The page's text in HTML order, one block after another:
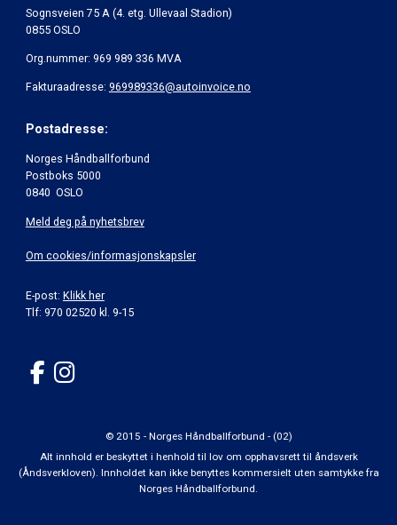
Sognsveien 75 A (4. etg. Ullevaal Stadion)
0855 OSLO
Org.nummer: 969 989 336 MVA
Fakturaadresse: 969989336@autoinvoice.no
Postadresse:
Norges Håndballforbund
Postboks 5000
0840 OSLO
Meld deg på nyhetsbrev
Om cookies/informasjonskapsler
E-post: Klikk her
Tlf: 970 02520 kl. 9-15
© 2015 - Norges Håndballforbund - (02)
Alt innhold er beskyttet i henhold til lov om opphavsrett til åndsverk
(Åndsverkloven). Innholdet kan ikke benyttes kommersielt uten samtykke fra
Norges Håndballforbund.